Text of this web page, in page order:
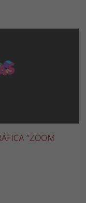
“ZOOM